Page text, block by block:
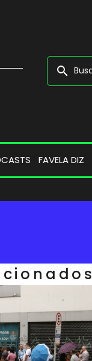
search
FAVELA DIZ